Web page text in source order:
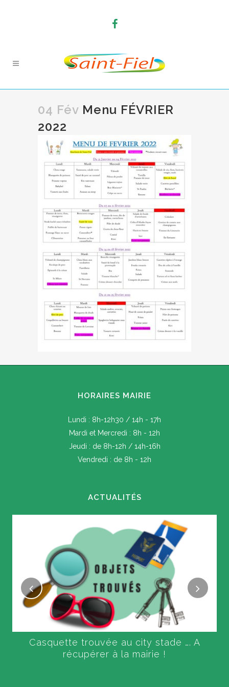
04 Fév Menu FÉVRIER
2022
HORAIRES MAIRIE
Lundi : 8h-12h30 / 14h - 17h
Mardi et Mercredi : 8h - 12h
Jeudi : de 8h-12h / 14h-16h
Vendredi : de 8h - 12h
ACTUALITÉS
Casquette trouvée au city stade …. A
récupérer à la mairie !